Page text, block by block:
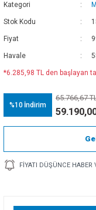
Kategori
Stok Kodu
Fiyat
Havale
*6.285,98 TL den başlayan
%10 İndirim
65.766,67
FIYATI DÜŞÜNCE HABER